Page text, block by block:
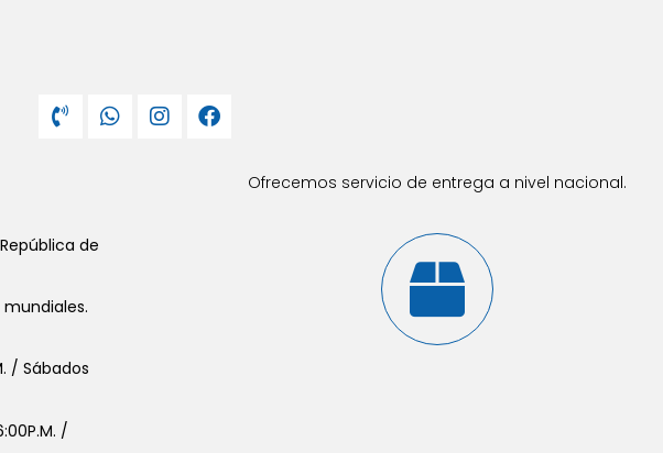
de
/ Sábados
/
Ofrecemos servicio de entrega a nivel nacional.